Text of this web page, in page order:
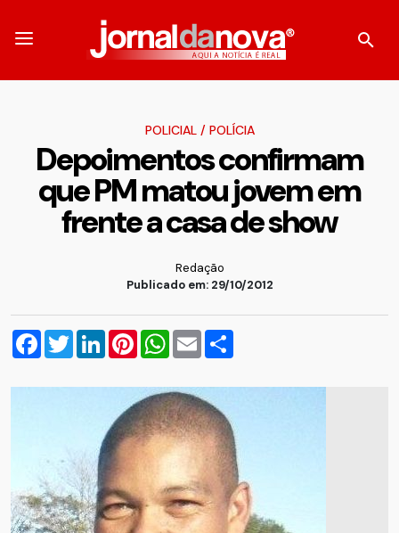
POLICIAL/ POLÍCIA
Depoimentos confirmam
que PM matou jovem em
frente a casa de show
Redação
Publicado em: 29/10/2012
Facebook
TwitterLinkedInPinterestWhatsApp
Email